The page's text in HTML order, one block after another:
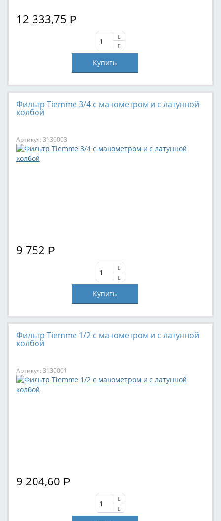
12 333,75 Р
Фильтр Tiemme 3/4 с манометром и с латунной
колбой
Артикул: 3130003
9 752 Р
Фильтр Tiemme 1/2 с манометром и с латунной
колбой
Артикул: 3130001
9 204,60 Р